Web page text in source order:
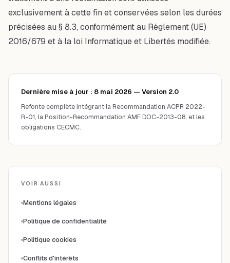
exclusivement à cette fin et conservées selon les durées
précisées au § 8.3, conformément au Règlement (UE)
2016/679 et à la loi Informatique et Libertés modifiée.
Dernière mise à jour : 8 mai 2026 — Version 2.0
Refonte complète intégrant la Recommandation ACPR 2022-
R-01, la Position-Recommandation AMF DOC-2013-08, et les
obligations CECMC.
VOIR AUSSI
Mentions légales
Politique de confidentialité
Politique cookies
Conflits d'intérêts